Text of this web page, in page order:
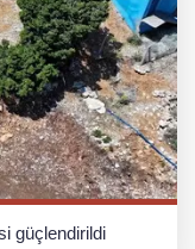
güçlendirildi